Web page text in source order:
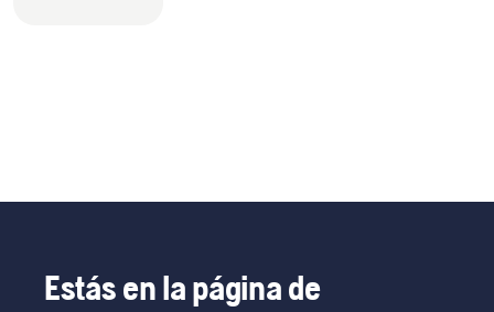
Estás en la página de